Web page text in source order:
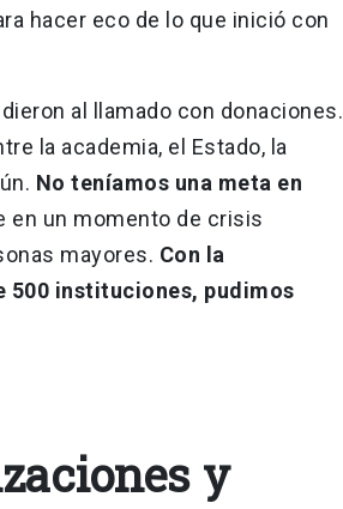
hacer eco de lo que inició con
al llamado con donaciones.
la academia, el Estado, la
No teníamos una meta en
en un momento de crisis
mayores. Con la
500 instituciones, pudimos
y